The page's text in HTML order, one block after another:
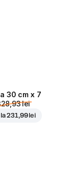
30 cm x 7
lei
la231,99 lei